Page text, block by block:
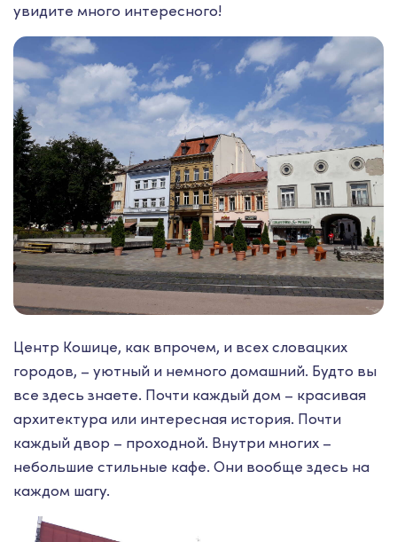
увидите много интересного!
Центр Кошице, как впрочем, и всех словацких
городов, – уютный и немного домашний. Будто вы
все здесь знаете. Почти каждый дом – красивая
архитектура или интересная история. Почти
каждый двор – проходной. Внутри многих –
небольшие стильные кафе. Они вообще здесь на
каждом шагу.